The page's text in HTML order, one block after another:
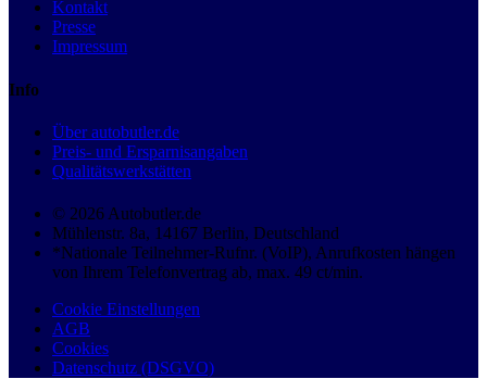
Kontakt
Presse
Impressum
Info
Über autobutler.de
Preis- und Ersparnisangaben
Qualitätswerkstätten
© 2026 Autobutler.de
Mühlenstr. 8a, 14167 Berlin, Deutschland
*Nationale Teilnehmer-Rufnr. (VoIP), Anrufkosten hängen
von Ihrem Telefonvertrag ab, max. 49 ct/min.
Cookie Einstellungen
AGB
Cookies
Datenschutz (DSGVO)